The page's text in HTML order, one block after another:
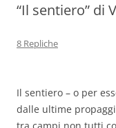
“Il sentiero” di
8 Repliche
Il sentiero – o per
dalle ultime